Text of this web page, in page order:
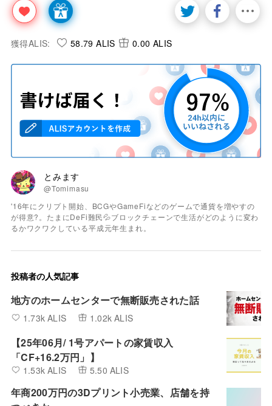
獲得ALIS: 58.79 ALIS 0.00 ALIS
とみます
@Tomimasu
'16年にクリプト開始、BCGやGameFiなどのゲームで通貨を増やすの
が得意?。たまにDeFi難民💦ブロックチェーンで生活がどのように変わ
るかワクワクしている平成元年生まれ。
投稿者の人気記事
地方のホームセンターで無断販売された話
1.73k ALIS 1.02k ALIS
【25年06月/ 1号アパートの家賃収入
「CF+16.2万円」】
1.53k ALIS 5.50 ALIS
年商200万円の3Dプリント小売業、店舗を持